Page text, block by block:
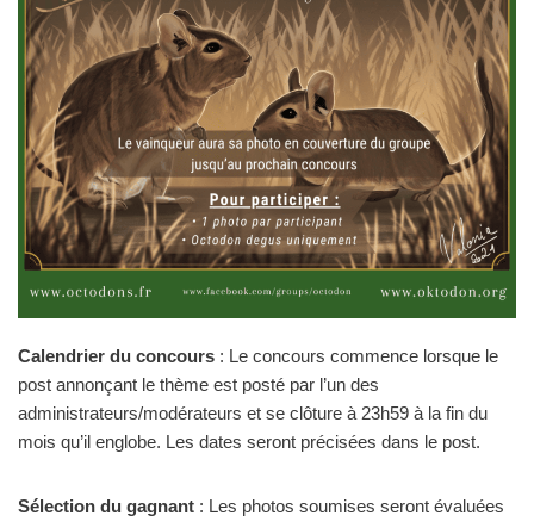
Calendrier du concours : Le concours commence lorsque le
post annonçant le thème est posté par l’un des
administrateurs/modérateurs et se clôture à 23h59 à la fin du
mois qu’il englobe. Les dates seront précisées dans le post.
Sélection du gagnant : Les photos soumises seront évaluées